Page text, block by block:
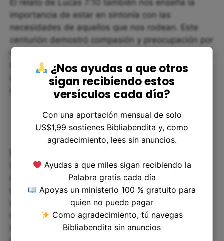
El relato de Lucas 7:10 también nos enseña la
importancia de estar en sintonía con las
necesidades de aquellos que nos rodean. Este
centurión demostró compasión y preocupación por
el bienestar de su siervo. Debemos seguir este
ejemplo y extender nuestra preocupación y ayuda
a los demás, especialmente cuando necesitan
nuestro apoyo.
sobre la importancia de la fe en nuestro caminar
con Dios, así como para recordarnos que nunca
debemos subestimar nuestro potencial de ayudar
a los demás en necesidad. Siguiendo el ejemplo
del centurión romano, debemos buscar la ayuda
de Dios y ser fieles a nuestros principios, a pesar
¿Nos ayudas a que otros
sigan recibiendo estos
versículos cada día?
Con una aportación mensual de solo
US$1,99 sostienes Bibliabendita y, como
agradecimiento, lees sin anuncios.
Ayudas a que miles sigan recibiendo la
Palabra gratis cada día
Apoyas un ministerio 100 % gratuito para
quien no puede pagar
Como agradecimiento, tú navegas
Bibliabendita sin anuncios